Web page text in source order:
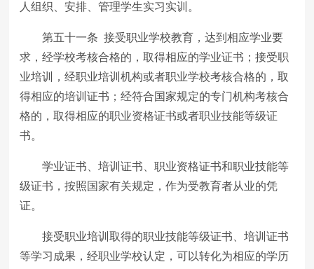
人组织、安排、管理学生实习实训。
第五十一条 接受职业学校教育，达到相应学业要
求，经学校考核合格的，取得相应的学业证书；接受职
业培训，经职业培训机构或者职业学校考核合格的，取
得相应的培训证书；经符合国家规定的专门机构考核合
格的，取得相应的职业资格证书或者职业技能等级证
书。
学业证书、培训证书、职业资格证书和职业技能等
级证书，按照国家有关规定，作为受教育者从业的凭
证。
接受职业培训取得的职业技能等级证书、培训证书
等学习成果，经职业学校认定，可以转化为相应的学历